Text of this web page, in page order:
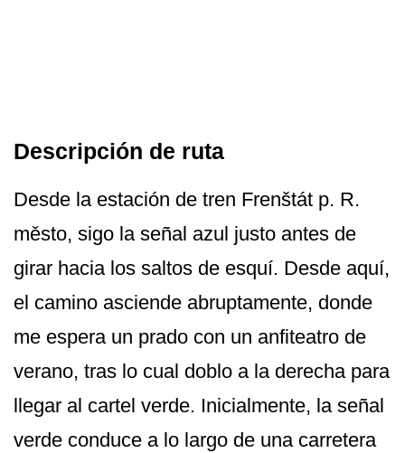
Descripción de ruta
Desde la estación de tren Frenštát p. R.
město, sigo la señal azul justo antes de
girar hacia los saltos de esquí. Desde aquí,
el camino asciende abruptamente, donde
me espera un prado con un anfiteatro de
verano, tras lo cual doblo a la derecha para
llegar al cartel verde. Inicialmente, la señal
verde conduce a lo largo de una carretera